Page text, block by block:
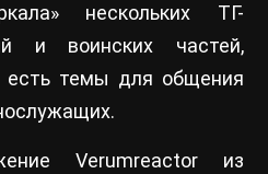
нескольких ТГ-
и воинских частей,
темы для общения
Verumreactor из